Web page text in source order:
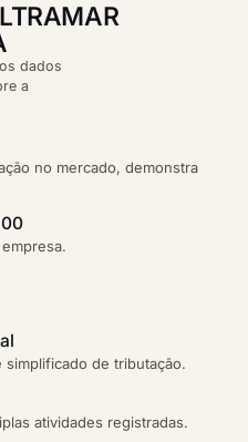
dados
a
no mercado, demonstra
simplificado de tributação.
atividades registradas.